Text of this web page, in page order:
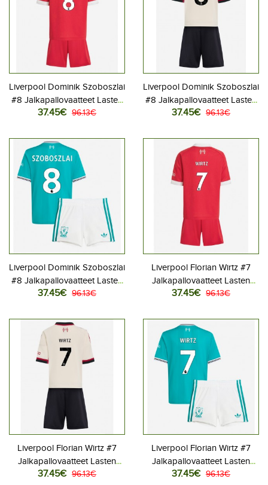
Liverpool Dominik Szoboszlai
#8 Jalkapallovaatteet Lasten
Kotipeliasu 2025-26
housut)
37.45€ 96.13€
Liverpool Dominik Szoboszlai
#8 Jalkapallovaatteet Lasten
Vieraspeliasu 2025-26
housut)
37.45€ 96.13€
Liverpool Dominik Szoboszlai
#8 Jalkapallovaatteet Lasten
Kolmas peliasu 2025-26
housut)
37.45€ 96.13€
Liverpool Florian Wirtz #7
Jalkapallovaatteet Lasten
Kotipeliasu 2025-26
housut)
37.45€ 96.13€
Liverpool Florian Wirtz #7
Jalkapallovaatteet Lasten
Vieraspeliasu 2025-26
37.45€ 96.13€
Liverpool Florian Wirtz #7
Jalkapallovaatteet Lasten
Kolmas peliasu 2025-26
37.45€ 96.13€